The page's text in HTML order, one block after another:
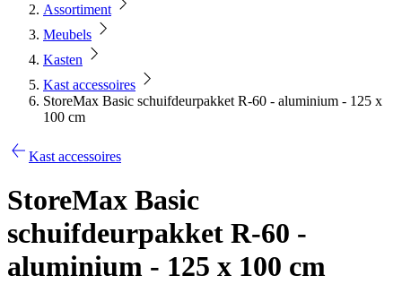
Assortiment
Meubels
Kasten
Kast accessoires
StoreMax Basic schuifdeurpakket R-60 - aluminium - 125 x
100 cm
Kast accessoires
StoreMax Basic
schuifdeurpakket R-60 -
aluminium - 125 x 100 cm